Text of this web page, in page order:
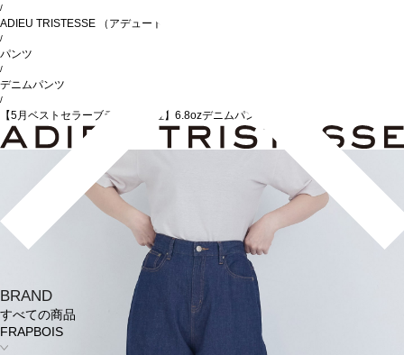
BRAND
すべての商品
FRAPBOIS
/
ADIEU TRISTESSE （アデュートリステス）
/
パンツ
/
デニムパンツ
/
【5月ベストセラーブランド内5位】6.8ozデニムパンツ